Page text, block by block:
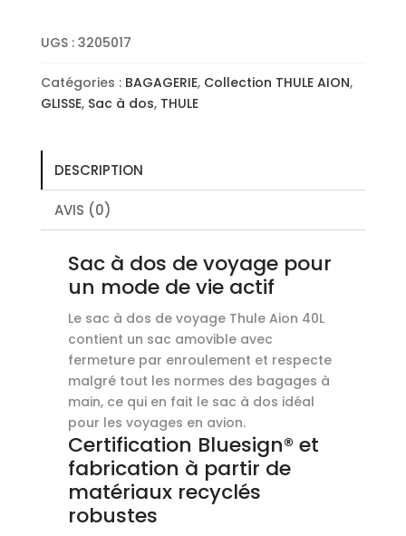
UGS : 3205017
Catégories : BAGAGERIE, Collection THULE AION,
GLISSE, Sac à dos, THULE
DESCRIPTION
AVIS (0)
Sac à dos de voyage pour
un mode de vie actif
Le sac à dos de voyage Thule Aion 40L
contient un sac amovible avec
fermeture par enroulement et respecte
malgré tout les normes des bagages à
main, ce qui en fait le sac à dos idéal
pour les voyages en avion.
Certification Bluesign® et
fabrication à partir de
matériaux recyclés
robustes